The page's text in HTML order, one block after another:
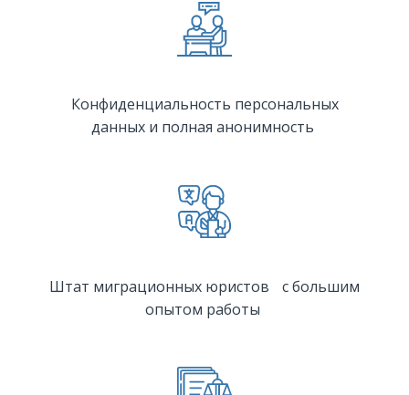
Конфиденциальность персональных
данных и полная анонимность
Штат миграционных юристов с большим
опытом работы